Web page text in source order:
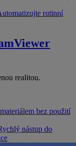
rutinní
realitou.
bez použití
nástup do